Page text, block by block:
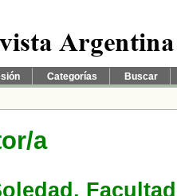
Categorías Buscar
a